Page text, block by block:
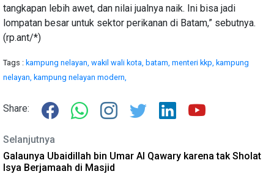
tangkapan lebih awet, dan nilai jualnya naik. Ini bisa jadi
lompatan besar untuk sektor perikanan di Batam,” sebutnya.
(rp.ant/*)
Tags : kampung nelayan, wakil wali kota, batam, menteri kkp, kampung
nelayan, kampung nelayan modern,
Share:
Selanjutnya
Galaunya Ubaidillah bin Umar Al Qawary karena tak Sholat
Isya Berjamaah di Masjid